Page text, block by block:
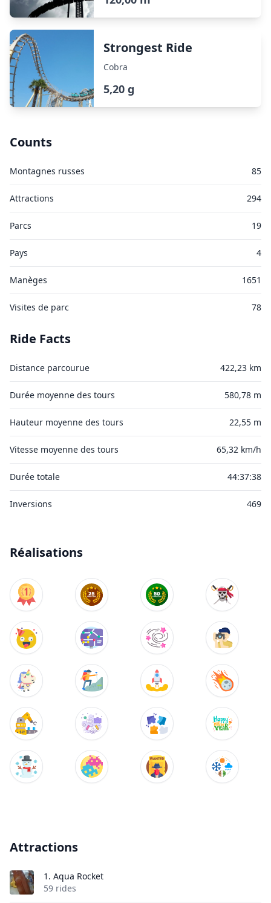
Strongest Ride
Cobra
5,20 g
Counts
Montagnes russes 85
Attractions 294
Parcs 19
Pays 4
Manèges 1651
Visites de parc 78
Ride Facts
Distance parcourue 422,23 km
Durée moyenne des tours 580,78 m
Hauteur moyenne des tours 22,55 m
Vitesse moyenne des tours 65,32 km/h
Durée totale 44:37:38
Inversions 469
Réalisations
Attractions
1. Aqua Rocket
59 rides